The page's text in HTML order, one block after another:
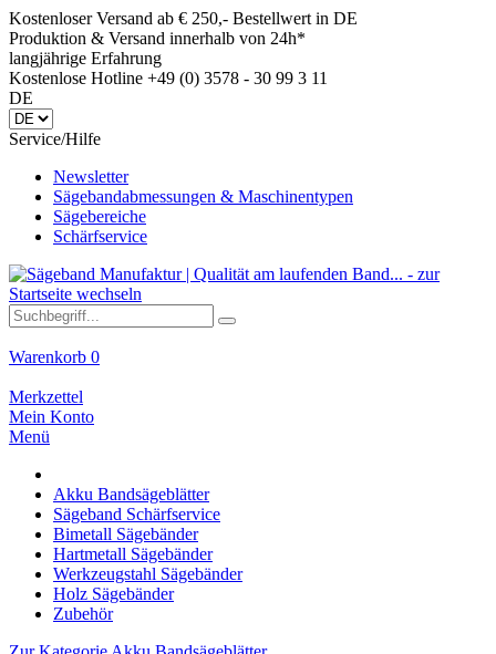
Kostenloser Versand ab € 250,- Bestellwert in DE
Produktion & Versand innerhalb von 24h*
langjährige Erfahrung
Kostenlose Hotline +49 (0) 3578 - 30 99 3 11
DE
Service/Hilfe
Newsletter
Sägebandabmessungen & Maschinentypen
Sägebereiche
Schärfservice
Warenkorb 0
Merkzettel
Mein Konto
Menü
Akku Bandsägeblätter
Sägeband Schärfservice
Bimetall Sägebänder
Hartmetall Sägebänder
Werkzeugstahl Sägebänder
Holz Sägebänder
Zubehör